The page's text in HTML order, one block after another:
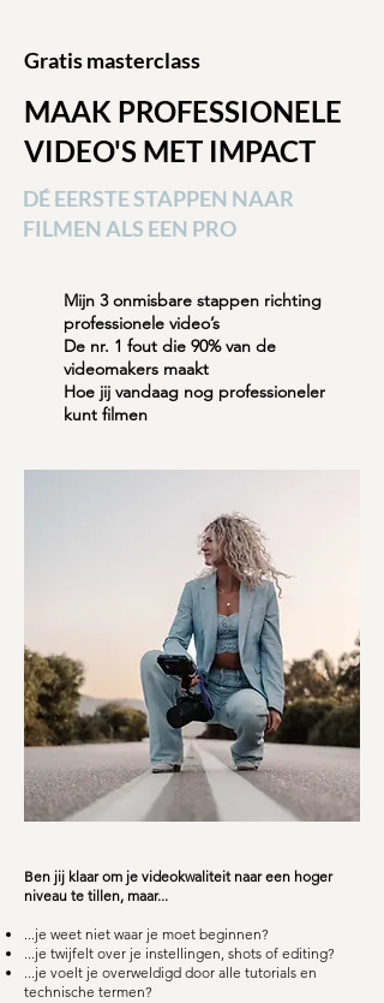
Gratis masterclass
MAAK PROFESSIONELE
VIDEO'S MET IMPACT
DÉ EERSTE STAPPEN NAAR
FILMEN ALS EEN PRO
Mijn 3 onmisbare stappen richting
professionele video’s
De nr. 1 fout die 90% van de
videomakers maakt
Hoe jij vandaag nog professioneler
kunt filmen
Ben jij klaar om je videokwaliteit naar een hoger
niveau te tillen, maar...
...je weet niet waar je moet beginnen?
...je twijfelt over je instellingen, shots of editing?
...je voelt je overweldigd door alle tutorials en
technische termen?